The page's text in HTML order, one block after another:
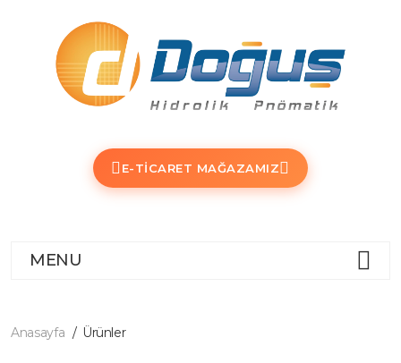
E-TICARET MAĞAZAMIZ
MENU
Anasayfa Ürünler